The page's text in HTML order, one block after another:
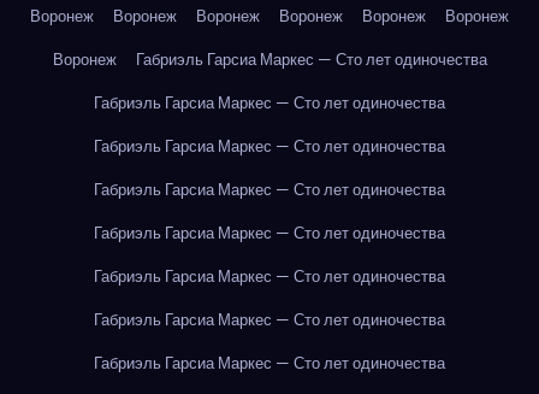
Воронеж
Воронеж Воронеж Воронеж Воронеж
Воронеж
Воронеж
Габриэль Гарсиа Маркес — Сто лет одиночества
Габриэль Гарсиа Маркес — Сто лет одиночества
Габриэль Гарсиа Маркес — Сто лет одиночества
Габриэль Гарсиа Маркес — Сто лет одиночества
Габриэль Гарсиа Маркес — Сто лет одиночества
Габриэль Гарсиа Маркес — Сто лет одиночества
Габриэль Гарсиа Маркес — Сто лет одиночества
Габриэль Гарсиа Маркес — Сто лет одиночества